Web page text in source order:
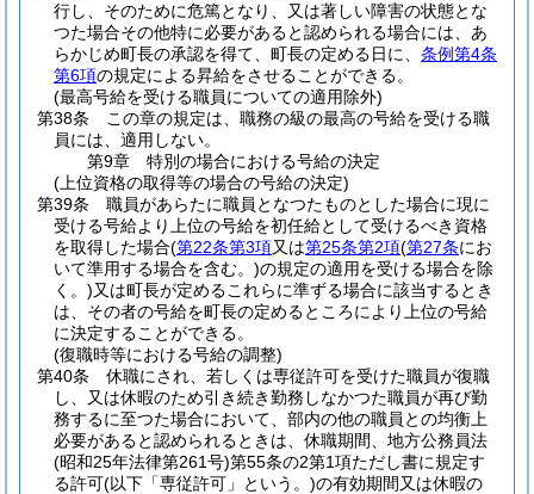
行し、そのために危篤となり、又は著しい障害の状態とな
つた場合その他特に必要があると認められる場合には、あ
らかじめ町長の承認を得て、町長の定める日に、 条例第4条
第6項の規定による昇給をさせることができる。
(最高号給を受ける職員についての適用除外)
第38条
この章の規定は、職務の級の最高の号給を受ける職
員には、適用しない。
第9章
特別の場合における号給の決定
(上位資格の取得等の場合の号給の決定)
第39条
職員があらたに職員となつたものとした場合に現に
受ける号給より上位の号給を初任給として受けるべき資格
を取得した場合(第22条第3項又は第25条第2項(第27条にお
いて準用する場合を含む。)の規定の適用を受ける場合を除
く。)又は町長が定めるこれらに準ずる場合に該当するとき
は、その者の号給を町長の定めるところにより上位の号給
に決定することができる。
(復職時等における号給の調整)
第40条
休職にされ、若しくは専従許可を受けた職員が復職
し、又は休暇のため引き続き勤務しなかつた職員が再び勤
務するに至つた場合において、部内の他の職員との均衡上
必要があると認められるときは、休職期間、地方公務員法
(昭和25年法律第261号)第55条の2第1項ただし書に規定す
る許可(以下「専従許可」という。)の有効期間又は休暇の